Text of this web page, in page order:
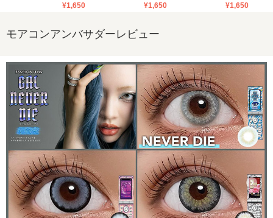
¥1,650 ¥1,650 ¥1,650
モアコンアンバサダーレビュー